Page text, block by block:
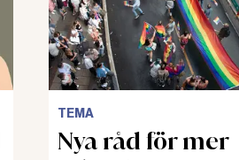
TEMA
Nya råd för mer